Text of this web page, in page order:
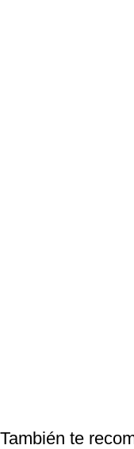
También te